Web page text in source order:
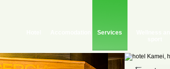
Services